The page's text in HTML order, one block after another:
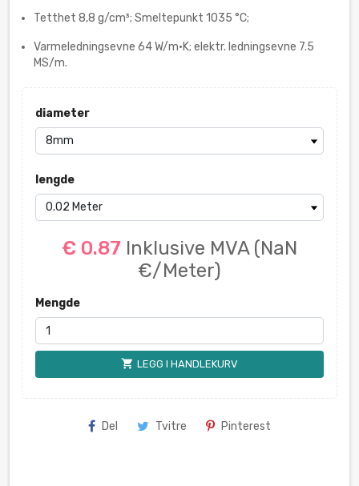
Tetthet 8,8 g/cm³; Smeltepunkt 1035 °С;
Varmeledningsevne 64 W/m·K; elektr. ledningsevne 7.5
MS/m.
diameter
lengde
€ 0.87 Inklusive MVA (NaN
€/Meter)
Mengde
shopping_cart LEGG I HANDLEKURV
Del Tvitre Pinterest